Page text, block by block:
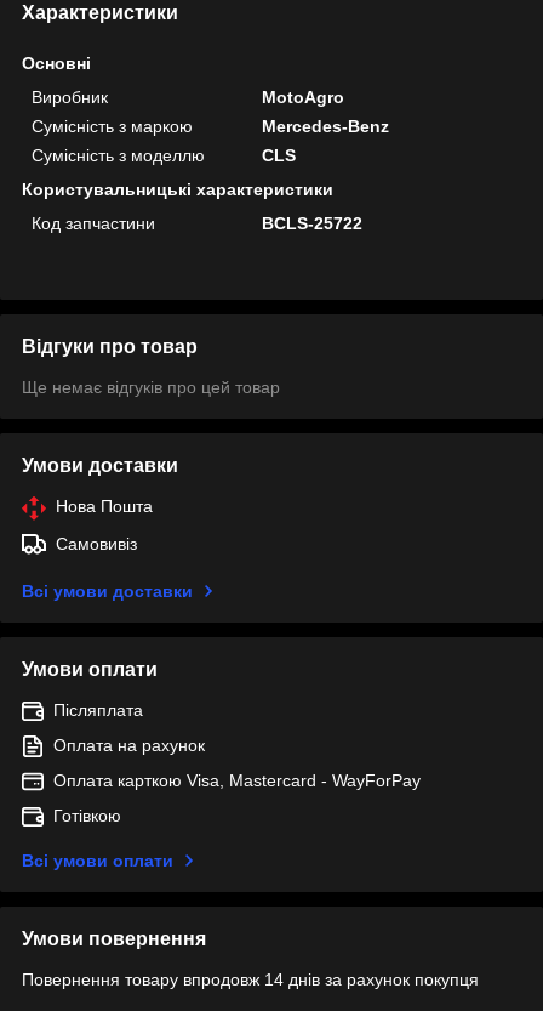
Характеристики
Основні
Виробник
MotoAgro
Сумісність з маркою
Mercedes-Benz
Сумісність з моделлю
CLS
Користувальницькі характеристики
Код запчастини
BCLS-25722
Відгуки про товар
Ще немає відгуків про цей товар
Умови доставки
Нова Пошта
Самовивіз
Всі умови доставки
Умови оплати
Післяплата
Оплата на рахунок
Оплата карткою Visa, Mastercard - WayForPay
Готівкою
Всі умови оплати
Умови повернення
Повернення товару впродовж 14 днів за рахунок покупця